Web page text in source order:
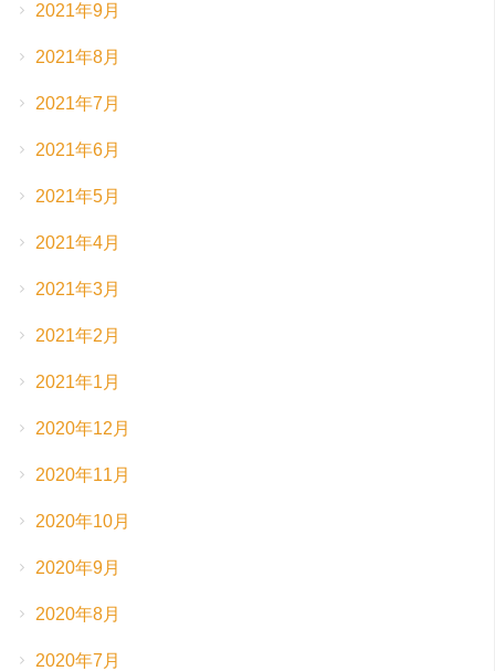
2021年9月
2021年8月
2021年7月
2021年6月
2021年5月
2021年4月
2021年3月
2021年2月
2021年1月
2020年12月
2020年11月
2020年10月
2020年9月
2020年8月
2020年7月